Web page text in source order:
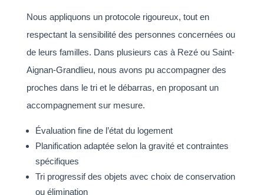
Nous appliquons un protocole rigoureux, tout en
respectant la sensibilité des personnes concernées ou
de leurs familles. Dans plusieurs cas à Rezé ou Saint-
Aignan-Grandlieu, nous avons pu accompagner des
proches dans le tri et le débarras, en proposant un
accompagnement sur mesure.
Évaluation fine de l’état du logement
Planification adaptée selon la gravité et contraintes
spécifiques
Tri progressif des objets avec choix de conservation
ou élimination